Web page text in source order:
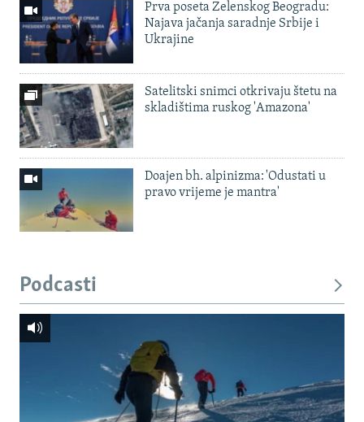
Prva poseta Zelenskog Beogradu:
Najava jačanja saradnje Srbije i
Ukrajine
Satelitski snimci otkrivaju štetu na
skladištima ruskog 'Amazona'
Doajen bh. alpinizma: 'Odustati u
pravo vrijeme je mantra'
Podcasti